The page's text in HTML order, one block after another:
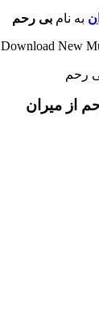
به نامبی رحم
Download New
از میران